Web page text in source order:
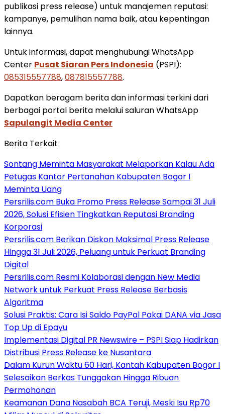
publikasi press release) untuk manajemen reputasi:
kampanye, pemulihan nama baik, atau kepentingan
lainnya.
Untuk informasi, dapat menghubungi WhatsApp
Center Pusat Siaran Pers Indonesia (PSPI):
085315557788,087815557788.
Dapatkan beragam berita dan informasi terkini dari
berbagai portal berita melalui saluran WhatsApp
Sapulangit Media Center
Berita Terkait
Sontang Meminta Masyarakat Melaporkan Kalau Ada
Petugas Kantor Pertanahan Kabupaten Bogor I
Meminta Uang
Persrilis.com Buka Promo Press Release Sampai 31 Juli
2026, Solusi Efisien Tingkatkan Reputasi Branding
Korporasi
Persrilis.com Berikan Diskon Maksimal Press Release
Hingga 31 Juli 2026, Peluang untuk Perkuat Branding
Digital
Persrilis.com Resmi Kolaborasi dengan New Media
Network untuk Perkuat Press Release Berbasis
Algoritma
Solusi Praktis: Cara Isi Saldo PayPal Pakai DANA via Jasa
Top Up di Epayu
Implementasi Digital PR Newswire – PSPI Siap Hadirkan
Distribusi Press Release ke Nusantara
Dalam Kurun Waktu 60 Hari, Kantah Kabupaten Bogor I
Selesaikan Berkas Tunggakan Hingga Ribuan
Permohonan
Keamanan Dana Nasabah BCA Teruji, Meski Isu Rp70